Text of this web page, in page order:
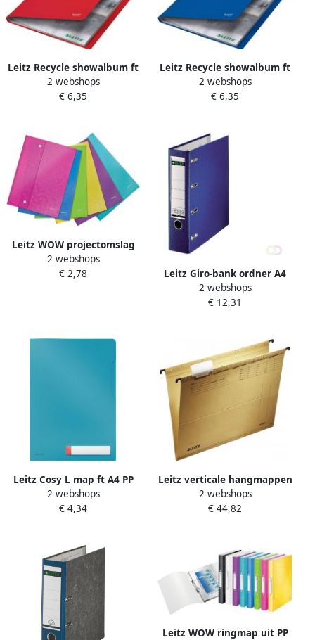
Leitz Recycle showalbum ft
A4 40 hoezen rood
2 webshops
€ 6,35
Leitz Recycle showalbum ft
A4 40 hoezen blauw
2 webshops
€ 6,35
Leitz WOW projectomslag
A4 uit PP geassorteerde
kleuren
2 webshops
€ 2,78
Leitz Giro-bank ordner A4
met dubbele mechaniek
80mm PP blauw
2 webshops
€ 12,31
Leitz Cosy L map ft A4 PP
van 200 micron
ondoorzichtig blauw
2 webshops
€ 4,34
Leitz verticale hangmappen
ft A4 gems pak van 25 stuks
2 webshops
€ 44,82
Leitz WOW ringmap uit PP